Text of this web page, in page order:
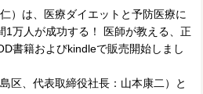
）は、医療ダイエットと予防医療に
万人が成功する！ 医師が教える、正
書籍およびkindleで販売開始しまし
区、代表取締役社長：山本康二）と